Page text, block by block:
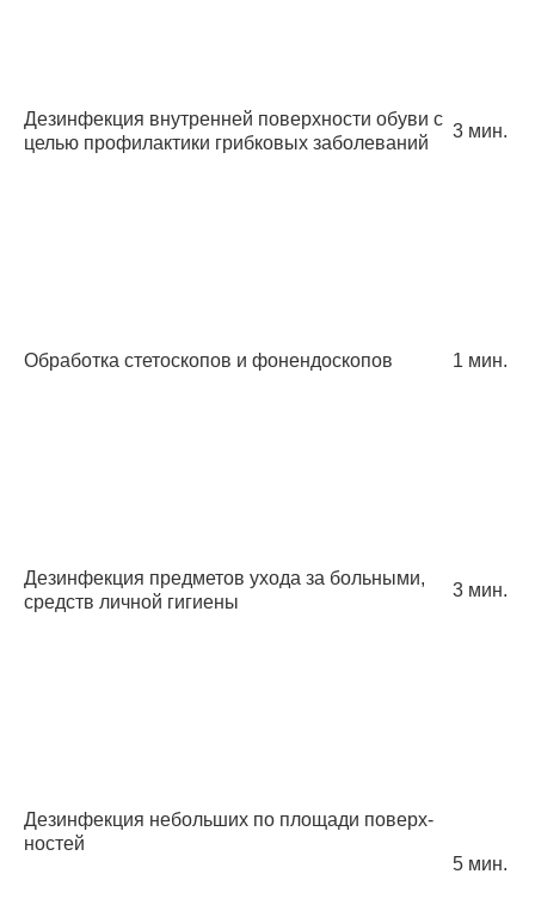
Дезинфекция внутренней поверхности обуви с
целью профилактики грибковых заболеваний
3 мин.
Обработка стетоскопов и фонендоскопов 1 мин.
Дезинфекция предметов ухода за больными,
средств личной гигиены
3 мин.
Дезинфекция небольших по площади поверх­
ностей
5 мин.